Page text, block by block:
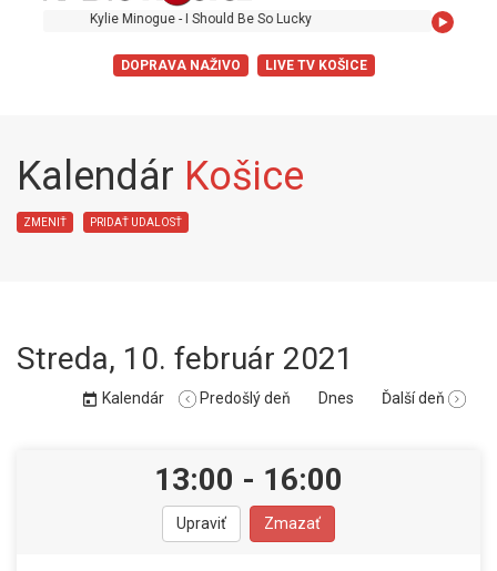
Kylie Minogue - I Should Be So Lucky
DOPRAVA NAŽIVO LIVE TV KOŠICE
Kalendár Košice
ZMENIŤ PRIDAŤ UDALOSŤ
Streda, 10. február 2021
Kalendár Predošlý deň Dnes Ďalší deň
13:00 - 16:00
Upraviť Zmazať